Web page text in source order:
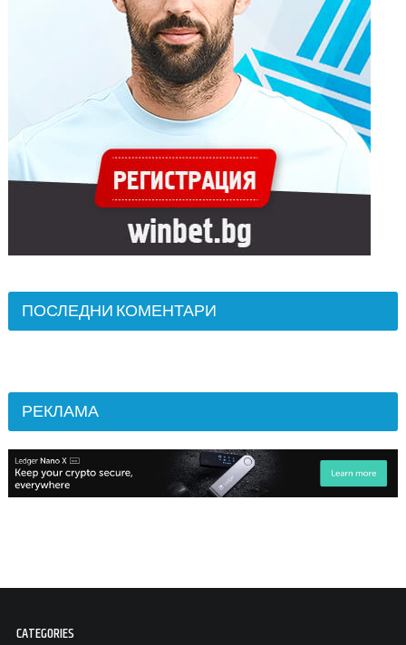
ПОСЛЕДНИ КОМЕНТАРИ
РЕКЛАМА
CATEGORIES